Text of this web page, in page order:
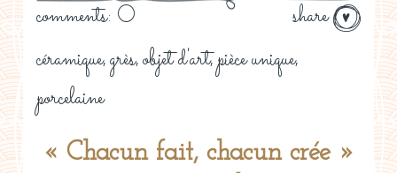
share
comments: 0
céramique, grès, objet d'art, pièce unique,
porcelaine
« Chacun fait, chacun crée »